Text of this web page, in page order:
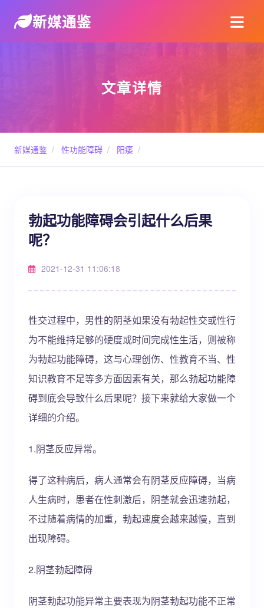
新媒通鉴
文章详情
新媒通鉴 / 性功能障碍 / 阳痿 /
勃起功能障碍会引起什么后果
呢？
2021-12-31 11:06:18
性交过程中，男性的阴茎如果没有勃起性交或性行
为不能维持足够的硬度或时间完成性生活，则被称
为勃起功能障碍，这与心理创伤、性教育不当、性
知识教育不足等多方面因素有关，那么勃起功能障
碍到底会导致什么后果呢？接下来就给大家做一个
详细的介绍。
1.阴茎反应异常。
得了这种病后，病人通常会有阴茎反应障碍，当病
人生病时，患者在性刺激后，阴茎就会迅速勃起，
不过随着病情的加重，勃起速度会越来越慢，直到
出现障碍。
2.阴茎勃起障碍
阴茎勃起功能异常主要表现为阴茎勃起功能不正常